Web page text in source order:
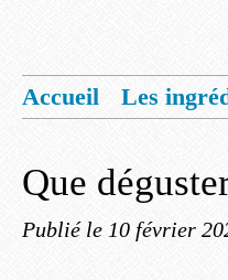
Accueil
Les
Que
Publié le 10 février